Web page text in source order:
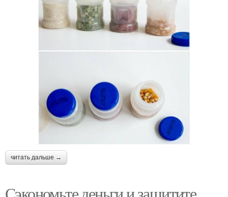
читать дальше →